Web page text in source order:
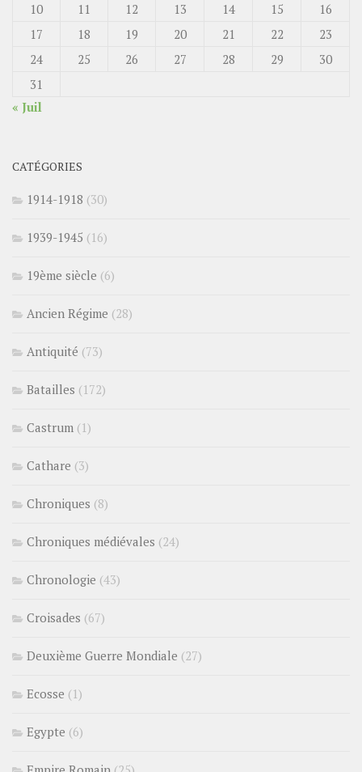
10
11 12 13 14 15
16
17
18 19 20 21 22
23
24
25 26 27 28 29
30
31
« Juil
CATÉGORIES
1914-1918 (30)
1939-1945 (16)
19ème siècle (6)
Ancien Régime (28)
Antiquité (73)
Batailles (172)
Castrum (1)
Cathare (3)
Chroniques (8)
Chroniques médiévales (24)
Chronologie (43)
Croisades (67)
Deuxième Guerre Mondiale (27)
Ecosse (1)
Egypte (6)